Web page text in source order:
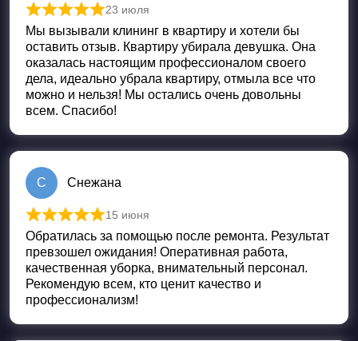
Оценка
23 июля
Мы вызывали клининг в квартиру и хотели бы
оставить отзыв. Квартиру убирала девушка. Она
оказалась настоящим профессионалом своего
дела, идеально убрала квартиру, отмыла все что
можно и нельзя! Мы остались очень довольны
всем. Спасибо!
С Снежана
Оценка
15 июня
Обратилась за помощью после ремонта. Результат
превзошел ожидания! Оперативная работа,
качественная уборка, внимательный персонал.
Рекомендую всем, кто ценит качество и
профессионализм!